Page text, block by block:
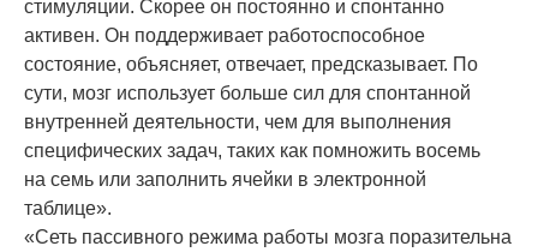
стимуляции. Скорее он постоянно и спонтанно
активен. Он поддерживает работоспособное
состояние, объясняет, отвечает, предсказывает. По
сути, мозг использует больше сил для спонтанной
внутренней деятельности, чем для выполнения
специфических задач, таких как помножить восемь
на семь или заполнить ячейки в электронной
таблице».
«Сеть пассивного режима работы мозга поразительна